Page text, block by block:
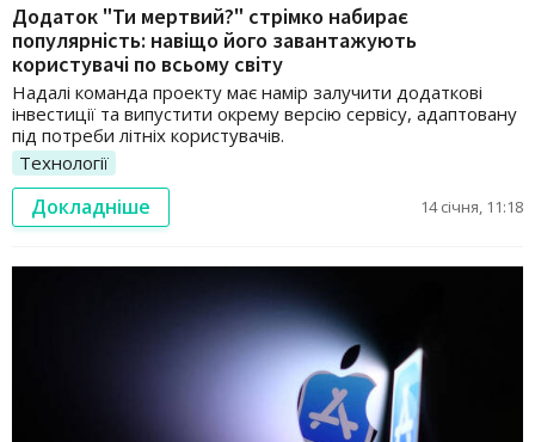
Додаток "Ти мертвий?" стрімко набирає
популярність: навіщо його завантажують
користувачі по всьому світу
Надалі команда проекту має намір залучити додаткові
інвестиції та випустити окрему версію сервісу, адаптовану
під потреби літніх користувачів.
Технології
Докладніше 14 січня, 11:18